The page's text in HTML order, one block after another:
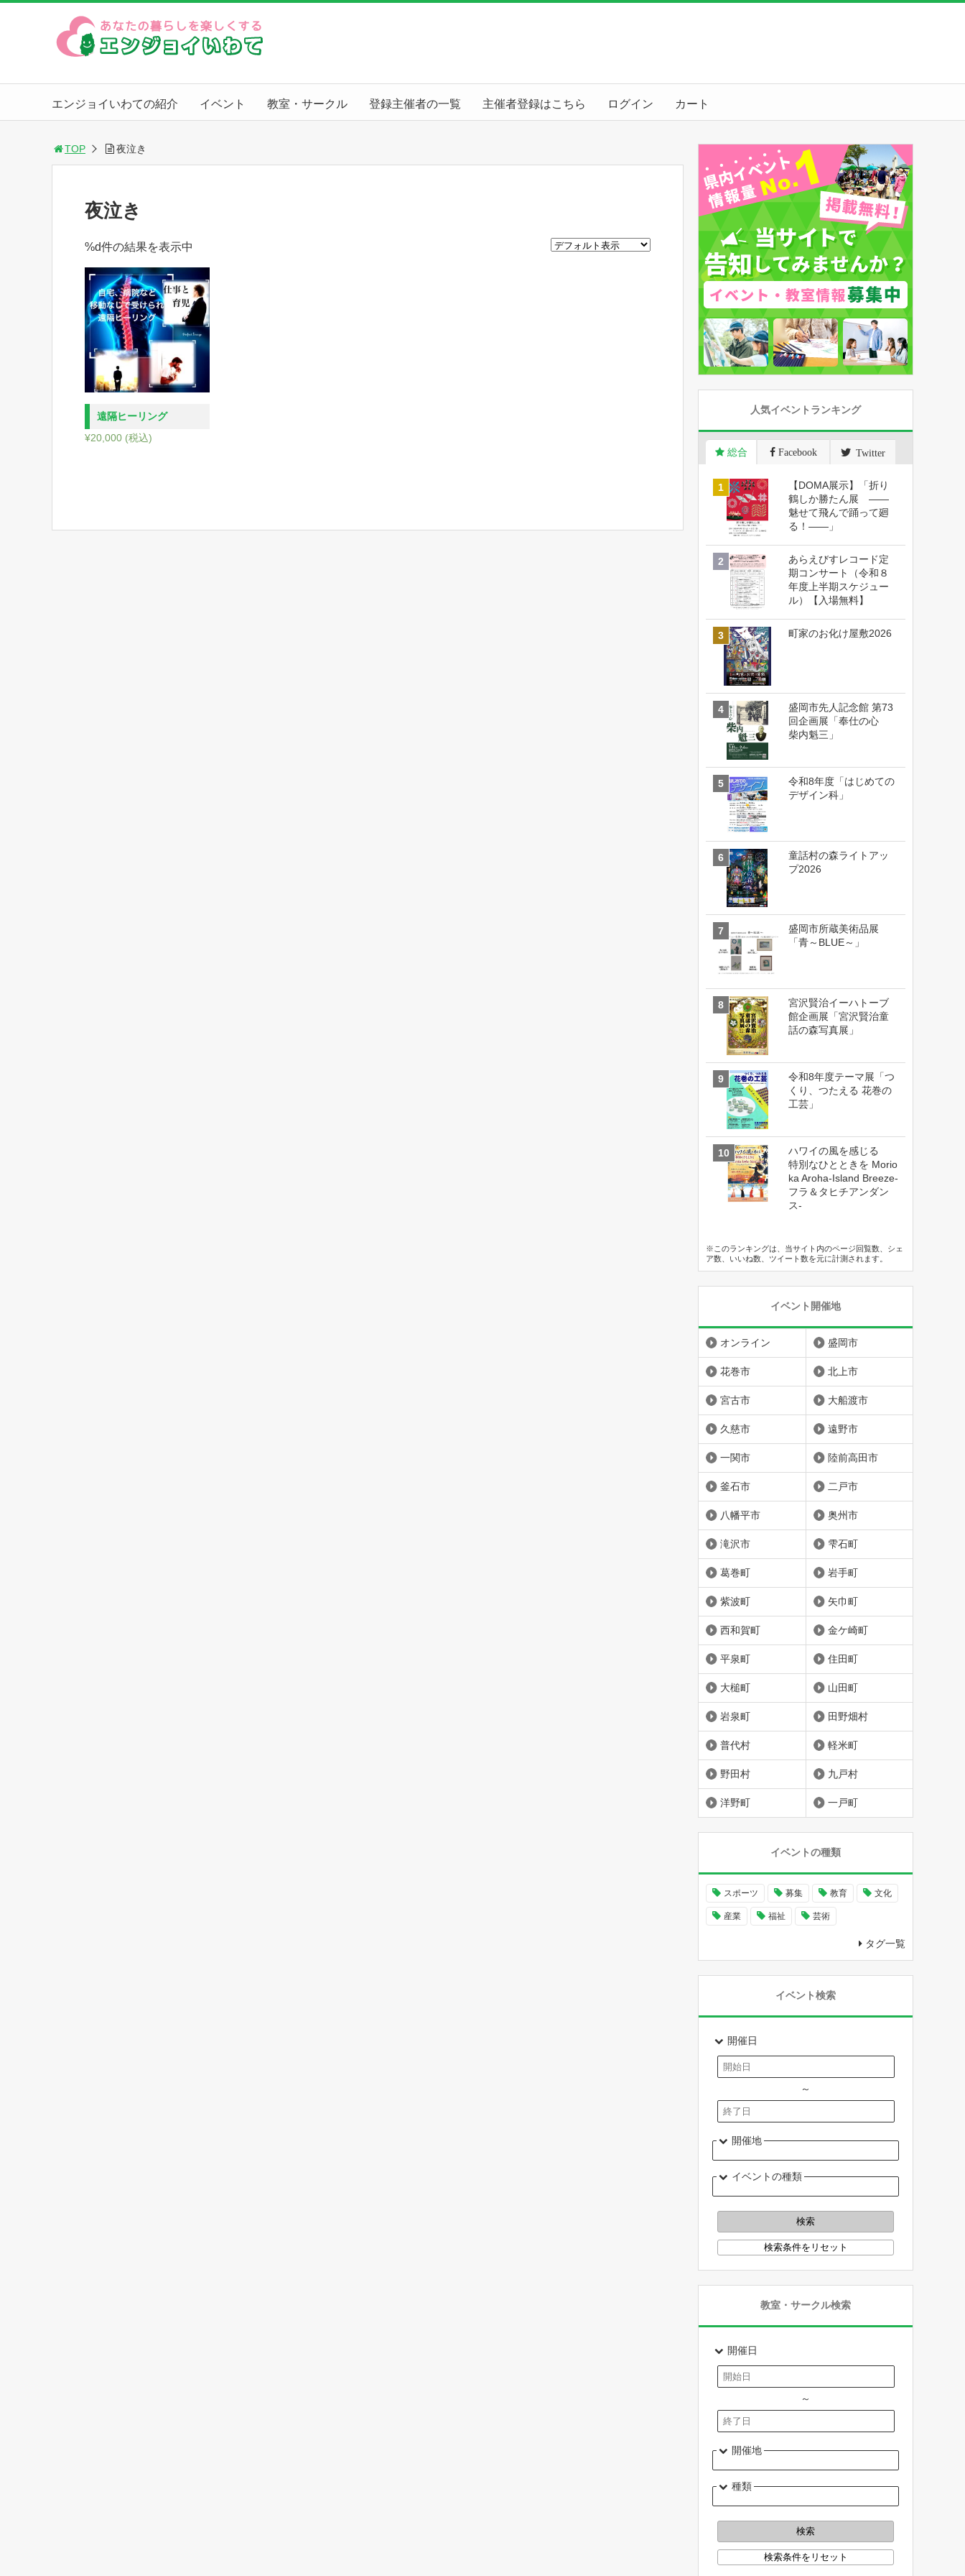
エンジョイいわての紹介 イベント 教室・サークル 登録主催者の一覧 主催者登録はこちら ログイン カート
TOP 夜泣き
夜泣き
%d件の結果を表示中
遠隔ヒーリング
¥20,000 (税込)
人気イベントランキング
総合 Facebook Twitter
【DOMA展示】「折り
鶴しか勝たん展 ――
魅せて飛んで踊って廻
る！――」
あらえびすレコード定
期コンサート（令和８
年度上半期スケジュー
ル）【入場無料】
町家のお化け屋敷2026
盛岡市先人記念館 第73
回企画展「奉仕の心
柴内魁三」
令和8年度「はじめての
デザイン科」
童話村の森ライトアッ
プ2026
盛岡市所蔵美術品展
「青～BLUE～」
宮沢賢治イーハトーブ
館企画展「宮沢賢治童
話の森写真展」
令和8年度テーマ展「つ
くり、つたえる 花巻の
工芸」
ハワイの風を感じる
特別なひとときを Morio
ka Aroha-Island Breeze-
フラ＆タヒチアンダン
ス-
※このランキングは、当サイト内のページ回覧数、シェ
ア数、いいね数、ツイート数を元に計測されます。
イベント開催地
オンライン 盛岡市
花巻市 北上市
宮古市 大船渡市
久慈市 遠野市
一関市 陸前高田市
釜石市 二戸市
八幡平市 奥州市
滝沢市 雫石町
葛巻町 岩手町
紫波町 矢巾町
西和賀町 金ケ崎町
平泉町 住田町
大槌町 山田町
岩泉町 田野畑村
普代村 軽米町
野田村 九戸村
洋野町 一戸町
イベントの種類
スポーツ 募集 教育 文化
産業 福祉 芸術
タグ一覧
イベント検索
開催日
～
開催地
イベントの種類
教室・サークル検索
開催日
～
開催地
種類